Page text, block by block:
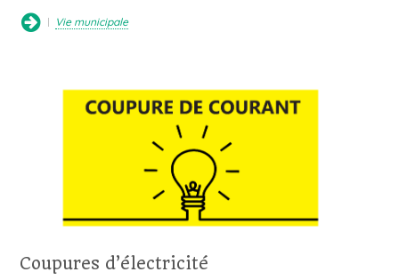
Vie municipale
Coupures d’électricité